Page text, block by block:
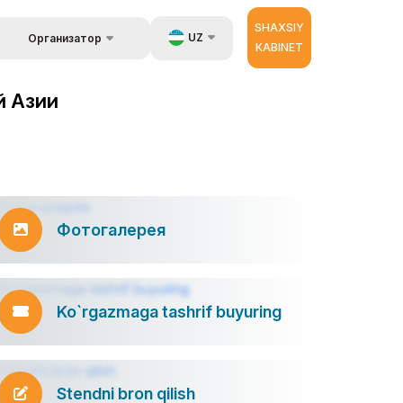
berish.
Организатор UZ
SHAXSIY
KABINET
Азии
Фотогалерея
Ko`rgazmaga tashrif buyuring
Stendni bron qilish